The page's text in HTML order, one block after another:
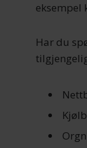
eksempel
Har du